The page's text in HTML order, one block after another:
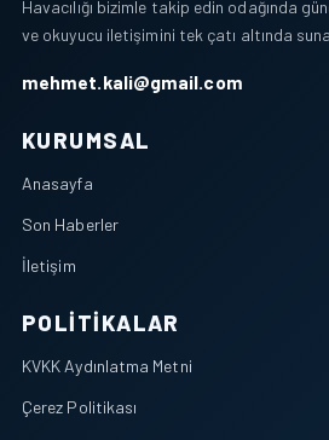
Havacılığı bizimle takip edin odağında
ve okuyucu iletişimini tek çatı altında
mehmet.kali@gmail.com
KURUMSAL
Anasayfa
Son Haberler
İletişim
POLITIKALAR
KVKK Aydınlatma Metni
Çerez Politikası